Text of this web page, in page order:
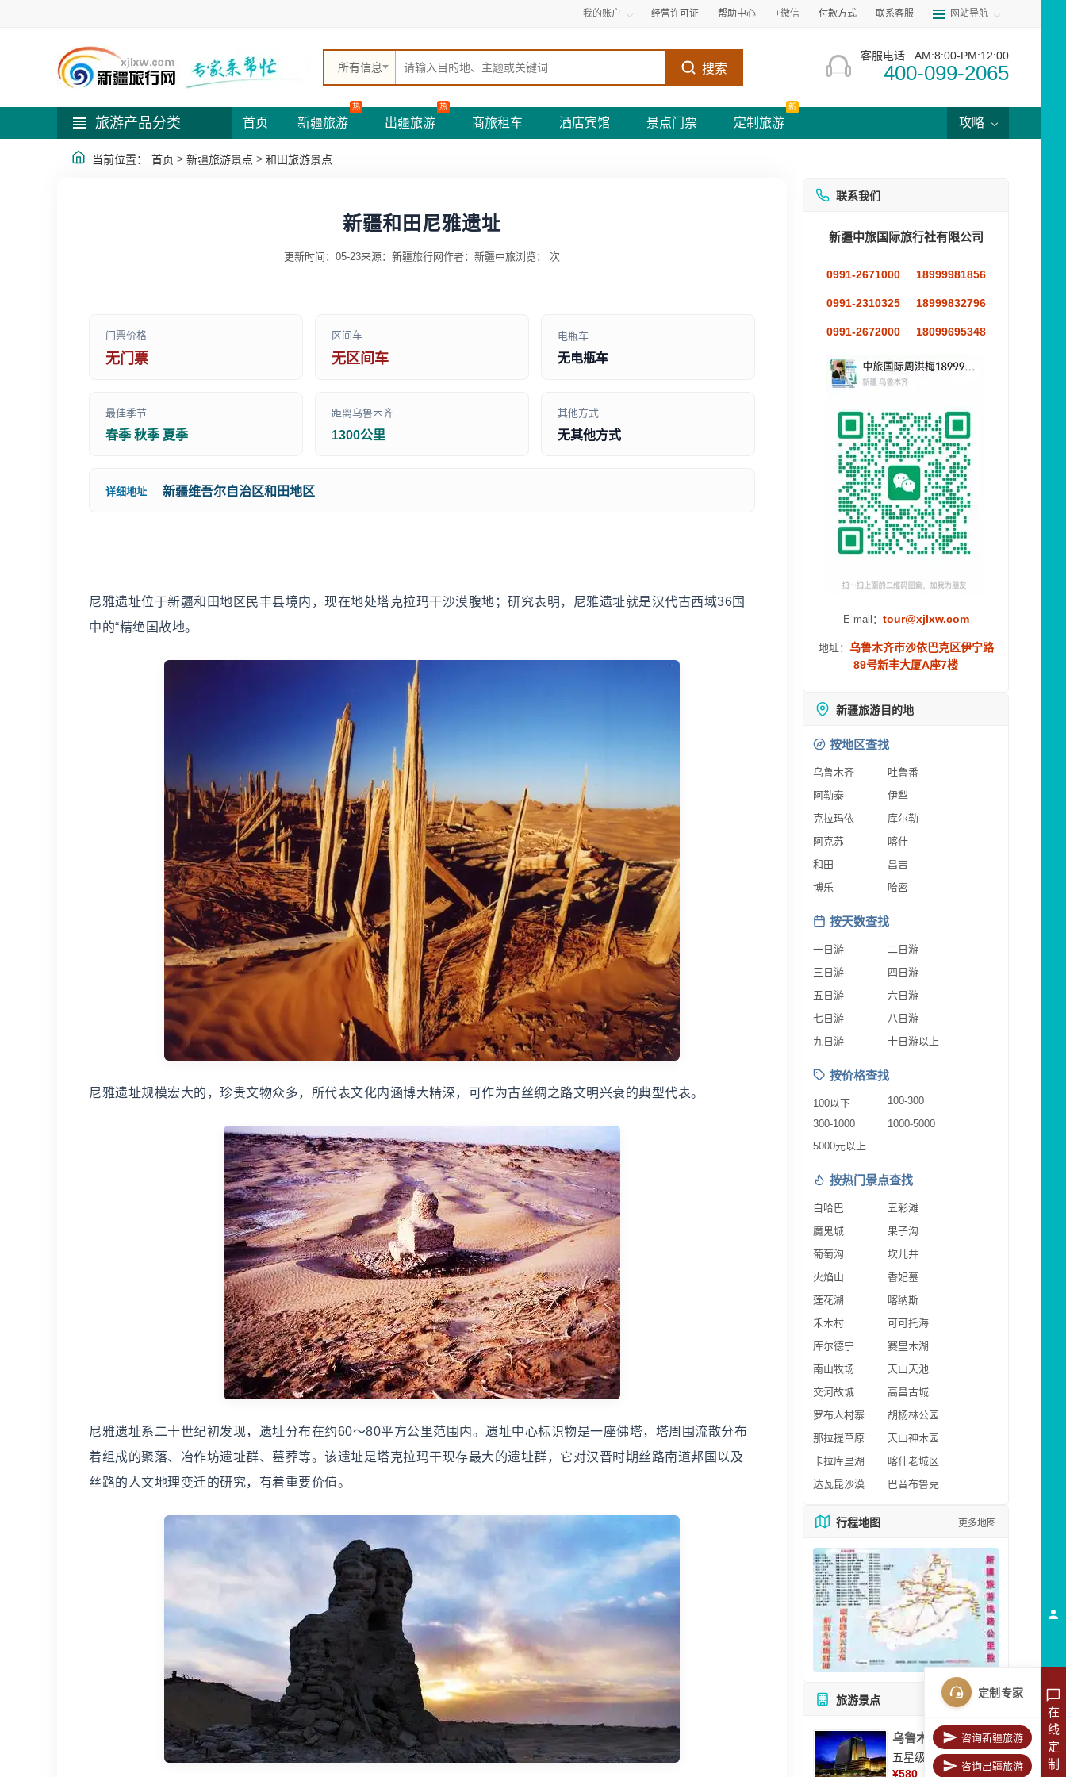
我的账户 经营许可证 帮助中心 +微信 付款方式 联系客服 网站导航
所有信息 搜索
客服电话 AM:8:00-PM:12:00
400-099-2065
旅游产品分类 首页 新疆旅游
热
出疆旅游
热
商旅租车 酒店宾馆 景点门票 定制旅游
新
攻略
当前位置： 首页 > 新疆旅游景点 > 和田旅游景点
新疆和田尼雅遗址
更新时间：05-23来源：新疆旅行网作者：新疆中旅浏览： 次
门票价格
无门票
区间车
无区间车
电瓶车
无电瓶车
最佳季节
春季 秋季 夏季
距离乌鲁木齐
1300公里
其他方式
无其他方式
详细地址 新疆维吾尔自治区和田地区
尼雅遗址位于新疆和田地区民丰县境内，现在地处塔克拉玛干沙漠腹地；研究表明，尼雅遗址就是汉代古西域36国
中的“精绝国故地。
尼雅遗址规模宏大的，珍贵文物众多，所代表文化内涵博大精深，可作为古丝绸之路文明兴衰的典型代表。
尼雅遗址系二十世纪初发现，遗址分布在约60～80平方公里范围内。遗址中心标识物是一座佛塔，塔周围流散分布
着组成的聚落、冶作坊遗址群、墓葬等。该遗址是塔克拉玛干现存最大的遗址群，它对汉晋时期丝路南道邦国以及
丝路的人文地理变迁的研究，有着重要价值。
联系我们
新疆中旅国际旅行社有限公司
0991-2671000 18999981856
0991-2310325 18999832796
0991-2672000 18099695348
E-mail： tour@xjlxw.com
地址： 乌鲁木齐市沙依巴克区伊宁路
89号新丰大厦A座7楼
新疆旅游目的地
按地区查找
乌鲁木齐
吐鲁番
阿勒泰
伊犁
克拉玛依
库尔勒
阿克苏
喀什
和田
昌吉
博乐
哈密
按天数查找
一日游
二日游
三日游
四日游
五日游
六日游
七日游
八日游
九日游
十日游以上
按价格查找
100以下
100-300
300-1000
1000-5000
5000元以上
按热门景点查找
白哈巴
五彩滩
魔鬼城
果子沟
葡萄沟
坎儿井
火焰山
香妃墓
莲花湖
喀纳斯
禾木村
可可托海
库尔德宁
赛里木湖
南山牧场
天山天池
交河故城
高昌古城
罗布人村寨
胡杨林公园
那拉提草原
天山神木园
卡拉库里湖
喀什老城区
达瓦昆沙漠
巴音布鲁克
行程地图 更多地图
旅游景点 所有景点
乌鲁木齐美丽华大酒
五星级酒店
¥580
在
线
定
制
定制专家
咨询新疆旅游
咨询出疆旅游